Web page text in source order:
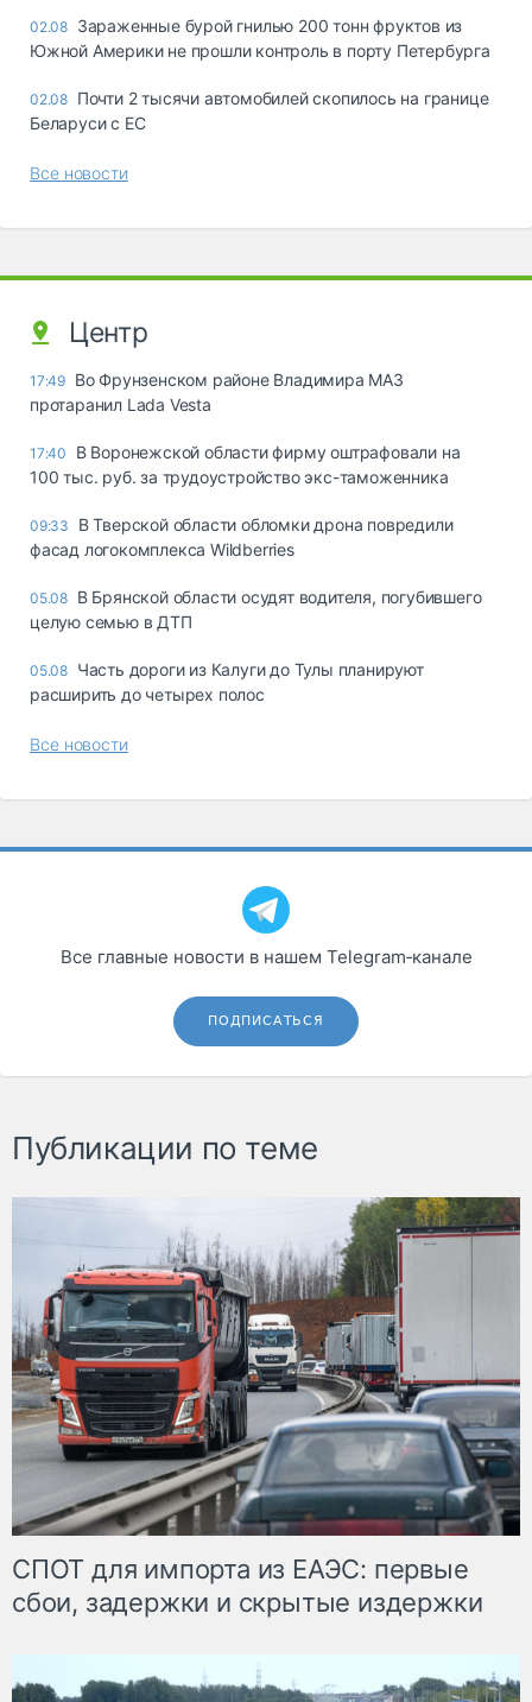
02.08 Зараженные бурой гнилью 200 тонн фруктов из
Южной Америки не прошли контроль в порту Петербурга
02.08 Почти 2 тысячи автомобилей скопилось на границе
Беларуси с ЕС
Все новости
Центр
17:49 Во Фрунзенском районе Владимира МАЗ
протаранил Lada Vesta
17:40
В Воронежской области фирму оштрафовали на
100 тыс. руб. за трудоустройство экс-таможенника
09:33
В Тверской области обломки дрона повредили
фасад логокомплекса Wildberries
05.08 В Брянской области осудят водителя, погубившего
целую семью в ДТП
05.08 Часть дороги из Калуги до Тулы планируют
расширить до четырех полос
Все новости
Все главные новости в нашем Telegram‑канале
ПОДПИСАТЬСЯ
Публикации по теме
СПОТ для импорта из ЕАЭС: первые
сбои, задержки и скрытые издержки